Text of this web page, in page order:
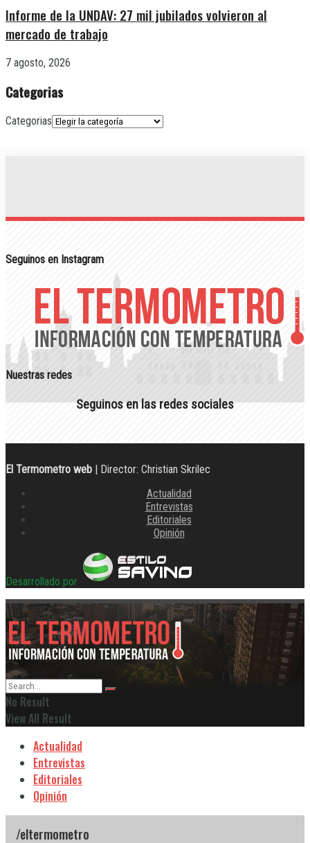
Informe de la UNDAV: 27 mil jubilados volvieron al
mercado de trabajo
7 agosto, 2026
Categorias
Categorias
Seguinos en Instagram
Nuestras redes
Seguinos en las redes sociales
El Termometro web | Director: Christian Skrilec
Actualidad
Entrevistas
Editoriales
Opinión
Desarrollado por
No Result
View All Result
Actualidad
Entrevistas
Editoriales
Opinión